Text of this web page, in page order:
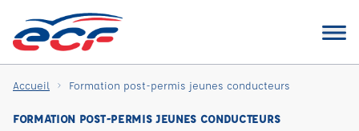
Accueil Formation post-permis jeunes conducteurs
FORMATION POST-PERMIS JEUNES CONDUCTEURS